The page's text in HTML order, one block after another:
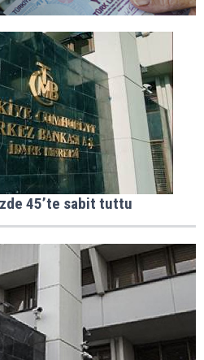
45’te sabit tuttu